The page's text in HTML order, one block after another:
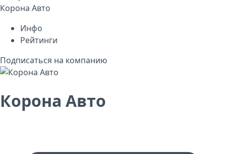
Корона Авто
Инфо
Рейтинги
Подписаться на компанию
Корона Авто